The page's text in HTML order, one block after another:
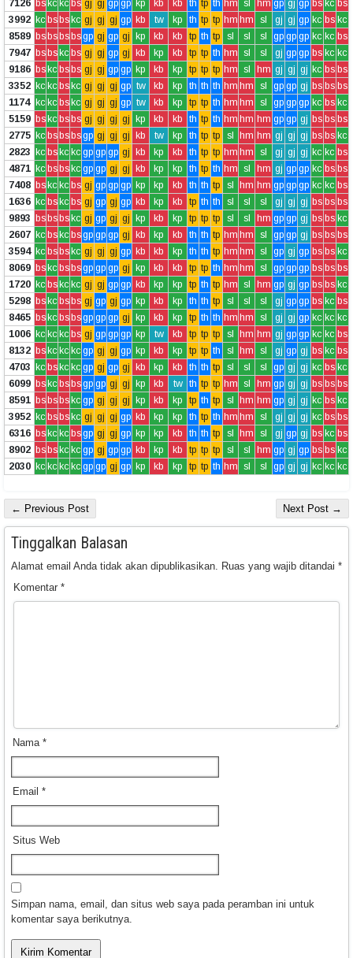
7126 bs kc kc bs gj gj gp gp kp kb kb th tp th hm sl hm gp gj gp bs kc bs
3992 kc bsbskc gj gj gj gp kb tw kp th tp tp hm hm sl gj gj gp kc bs kc
8589 bsbsbsbsgp gj gp gj kp kb kb tp th tp sl sl sl gp gp gp kc kc bs
7947 bsbskc bs gj gj gp gj kb kp kb tp tp th hm sl sl gj gp gp bs kc kc
9186 bskc bsbs gj gj gp gp kp kb kp tp tp tp hm sl hm gj gj gj kc bs bs
3352 kc kc bskc gj gj gj gp tw kb kp th th th hm hm sl gp gp gj bs bs bs
1174 kc kc bskc gj gj gj gp tw kb kp tp tp th hm hm sl gp gp gp kc bs kc
5159 bskc bsbs gj gj gj gj kp kb kb th tp th hm hm hm gp gp gj bs bs bs
2775 kc bsbsbsgp gj gj gj kb tw kp th tp tp sl hm hm gj gj gj bs bs kc
2823 kc bskc kc gp gp gp gj kb kp kb th tp tp hm hm sl gj gj gj kc kc bs
4871 kc bsbskc gp gp gj gj kb kp kp th tp th hm sl hm gj gp gp kc bs bs
7408 bskc kc bs gj gp gp gp kp kp kb th th tp sl hm hm gp gp gp kc kc bs
1636 kc bskc bs gj gp gj gp kb kp kb tp th th sl sl sl gj gj gj bs bs bs
9893 bsbsbskc gj gp gj gj kp kb kp tp tp tp sl sl hm gp gp gj bs bs kc
2607 kc bskc bsgp gp gp gj kb kp kb th th tp hm hm sl gp gp gj bs bs bs
3594 kc bsbskc gj gj gj gp kb kb kp th th tp hm hm sl gp gj gp bs bs kc
8069 bskc bsbsgp gp gp gj kp kb kb tp tp th hm hm sl gp gp gp bs bs bs
1720 kc bskc kc gj gj gp gp kb kp kp tp th tp hm sl hm gp gj gp bs bs kc
5298 bskc bsbs gj gp gj gp kp kb kp th th tp sl sl sl gj gp gp bs kc bs
8465 bskc bsbsgp gp gp gj kp kb kp tp th th hm hm sl gj gj gp kc kc kc
1006 kc kc kc bs gj gp gp gp kp tw kb tp tp tp sl hm hm gj gp gp kc kc bs
8132 bskc kc kc gp gj gj gp kp kb kp tp tp th sl hm sl gj gp gj bs kc bs
4703 kc bskc kc gp gj gp gj kb kp kb th th tp sl sl sl gp gj gj kc bs kc
6099 bskc bsbsgp gp gj gj kp kb tw th tp tp hm sl hm gp gj gj bs bs bs
8591 bsbsbskc gp gj gj gj kp kb kp tp th tp sl hm hm gp gj gj kc bs kc
3952 kc bsbskc gj gj gj gp kb kp kp th tp th hm hm sl gj gj gj kc bs bs
6316 bskc kc bsgp gj gj gp kp kp kb th th tp sl hm sl gj gp gj bs kc bs
8902 bsbskc kc gp gj gp gp kb kp kb tp tp tp sl sl hm gp gj gp bs bs kc
2030 kc kc kc kc gp gp gj gp kp kb kp tp tp th hm sl sl gp gj gj kc kc kc
← Previous Post Next Post →
Tinggalkan Balasan
Alamat email Anda tidak akan dipublikasikan. Ruas yang wajib ditandai *
Komentar *
Nama *
Email *
Situs Web
Simpan nama, email, dan situs web saya pada peramban ini untuk
komentar saya berikutnya.